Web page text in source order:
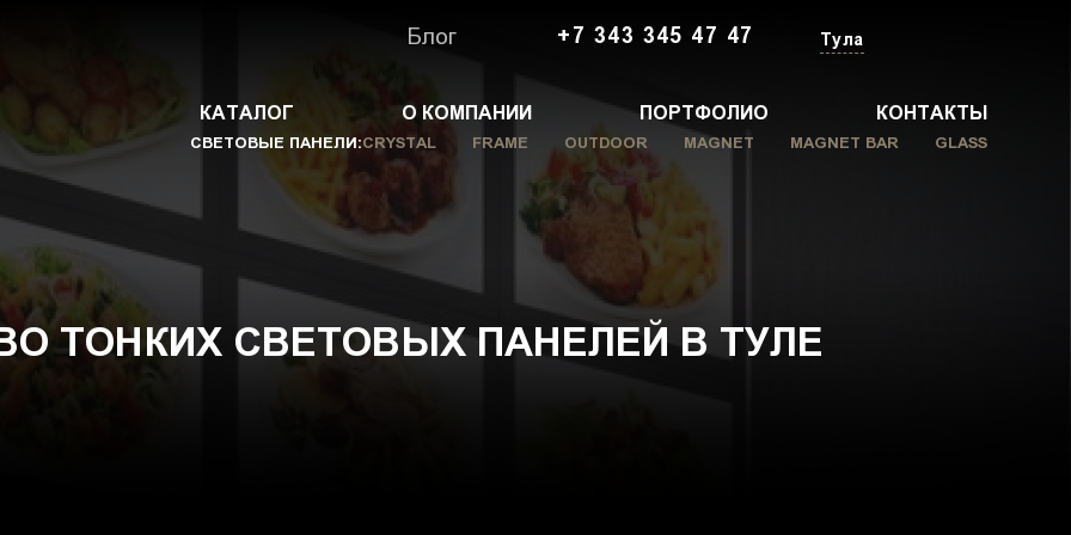
Блог +7 343 345 47 47 Тула
КАТАЛОГ О КОМПАНИИ ПОРТФОЛИО КОНТАКТЫ
СВЕТОВЫЕ ПАНЕЛИ:CRYSTAL FRAME OUTDOOR MAGNET MAGNET BAR GLASS
ТОНКИХ СВЕТОВЫХ ПАНЕЛЕЙ В ТУЛЕ